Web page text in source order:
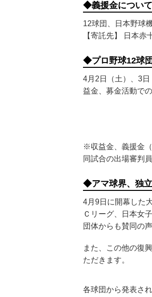
◆義援金について
12球団、日本野球
【寄託先】 日本赤
◆プロ野球12球
4月2日（土）、3
益金、募金活動で
※収益金、義援金
同試合の出場審判
◆アマ球界、独
4月9日に開幕した
Ｃリーグ、日本女
団体からも賛同の
また、この他の復
ただきます。
各球団から発表さ